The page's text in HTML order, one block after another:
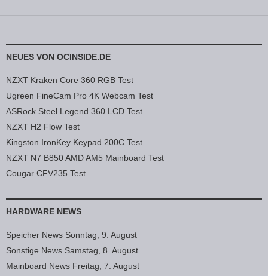
NEUES VON OCINSIDE.DE
NZXT Kraken Core 360 RGB Test
Ugreen FineCam Pro 4K Webcam Test
ASRock Steel Legend 360 LCD Test
NZXT H2 Flow Test
Kingston IronKey Keypad 200C Test
NZXT N7 B850 AMD AM5 Mainboard Test
Cougar CFV235 Test
HARDWARE NEWS
Speicher News Sonntag, 9. August
Sonstige News Samstag, 8. August
Mainboard News Freitag, 7. August